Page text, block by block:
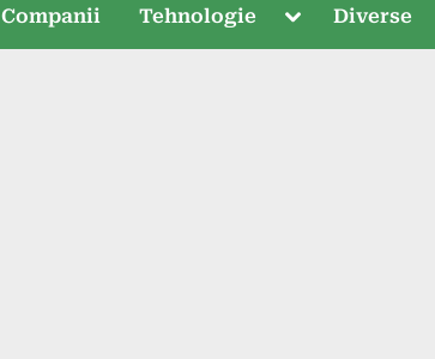
Companii Tehnologie
Toggle
menu
Diverse